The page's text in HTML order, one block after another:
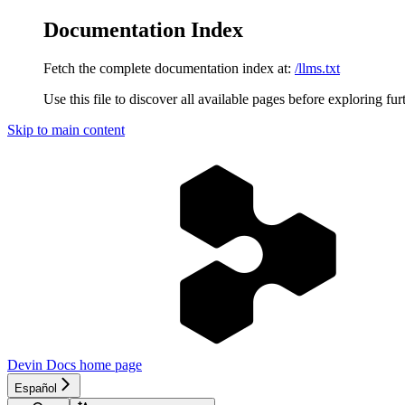
Documentation Index
Fetch the complete documentation index at: /llms.txt
Use this file to discover all available pages before exploring
Skip to main content
Devin Docs home page
Español